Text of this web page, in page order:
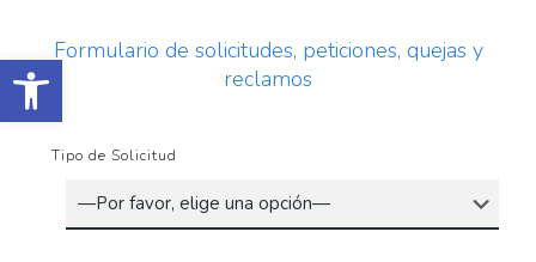
Abrir barra de herramientas
Formulario de solicitudes, peticiones, quejas y
reclamos
Tipo de Solicitud